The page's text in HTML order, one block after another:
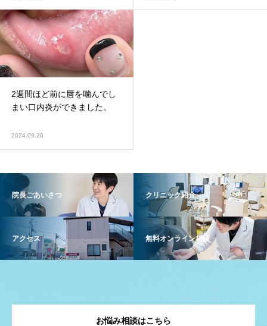
2週間ほど前に唇を噛んでし
まい口内炎ができました。
2024.09.20
院長ごあいさつ クリニック紹介
アクセス 無料オンライン相談
お悩み相談はこちら